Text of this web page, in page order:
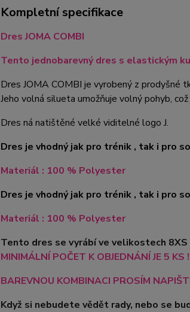
Kompletní specifikace
Dres JOMA COMBI
Tento jednobarevný dres s elastickým
Dres JOMA COMBI je vyrobený z prodyšné
Jeho volná silueta umožňuje volný pohyb,
Dres ná natištěné velké viditelné logo J.
Dres je vhodný jak pro trénik , tak i pro
Materiál : 100 % Polyester
Dres je vhodný jak pro trénik , tak i pro
Materiál : 100 % Polyester
Tento dres se vyrábí ve velikostech 8XS
MINIMÁLNÍ POČET K OBJEDNÁNÍ JE 5 KS
BAREVNOU KOMBINACI PROSÍM
Když si nebudete vědět rady, nebo se